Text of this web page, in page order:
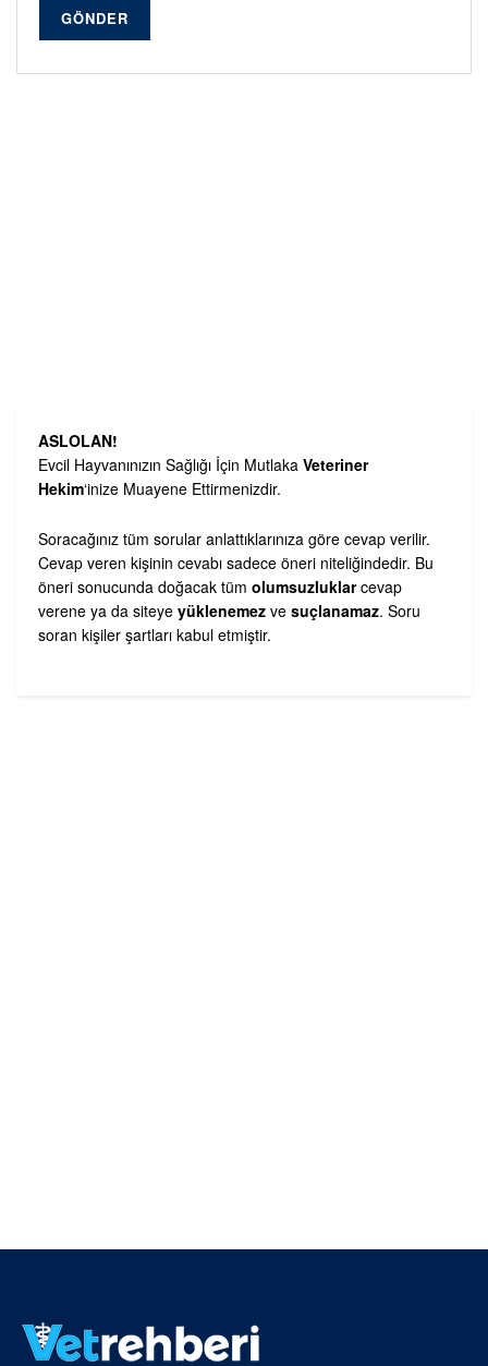
GÖNDER
ASLOLAN!
Evcil Hayvanınızın Sağlığı İçin Mutlaka Veteriner
Hekim‘inize Muayene Ettirmenizdir.
Soracağınız tüm sorular anlattıklarınıza göre cevap verilir.
Cevap veren kişinin cevabı sadece öneri niteliğindedir. Bu
öneri sonucunda doğacak tüm olumsuzluklarcevap
verene ya da siteye yüklenemez ve suçlanamaz. Soru
soran kişiler şartları kabul etmiştir.